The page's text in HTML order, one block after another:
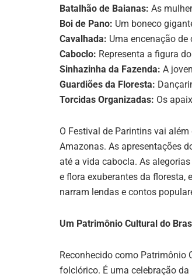
Batalhão de Baianas: As
Boi de Pano: Um boneco
Cavalhada: Uma encenação
Caboclo: Representa a figura
Sinhazinha da Fazenda: A
Guardiões da Floresta:
Torcidas Organizadas: Os
O Festival de Parintins vai
Amazonas. As apresentações
até a vida cabocla. As
e flora exuberantes da floresta,
narram lendas e contos
Um Patrimônio Cultural do
Reconhecido como Patrimônio
folclórico. É uma celebração